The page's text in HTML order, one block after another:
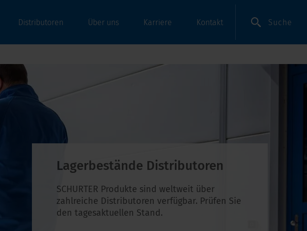
Distributoren Über uns Karriere Kontakt Suche
Lagerbestände Distributoren
SCHURTER Produkte sind weltweit über
zahlreiche Distributoren verfügbar. Prüfen Sie
den tagesaktuellen Stand.